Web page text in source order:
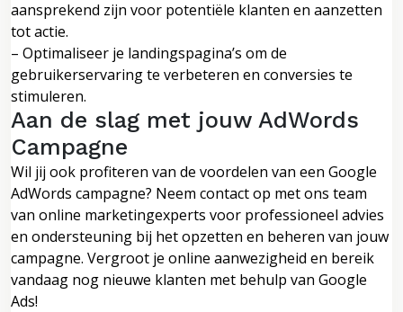
aansprekend zijn voor potentiële klanten en aanzetten
tot actie.
– Optimaliseer je landingspagina’s om de
gebruikerservaring te verbeteren en conversies te
stimuleren.
Aan de slag met jouw AdWords
Campagne
Wil jij ook profiteren van de voordelen van een Google
AdWords campagne? Neem contact op met ons team
van online marketingexperts voor professioneel advies
en ondersteuning bij het opzetten en beheren van jouw
campagne. Vergroot je online aanwezigheid en bereik
vandaag nog nieuwe klanten met behulp van Google
Ads!